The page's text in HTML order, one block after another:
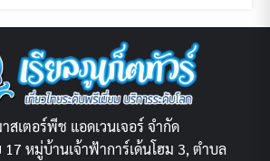
สเตอร์พีช แอดเวนเจอร์ จำกัด
หมู่บ้านเจ้าฟ้าการ์เด้นโฮม 3, ตำบล